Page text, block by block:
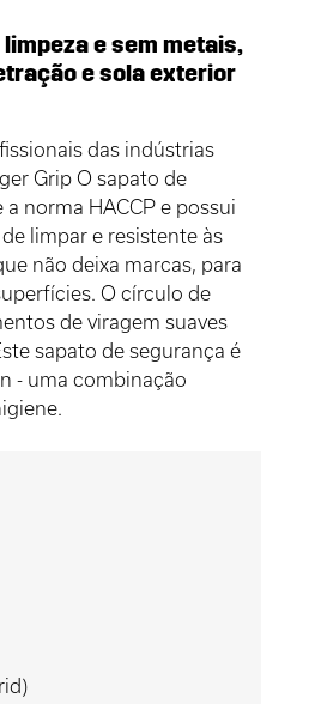
e sem metais,
e sola exterior
das indústrias
Grip O sapato de
norma HACCP e possui
limpar e resistente às
não deixa marcas, para
O círculo de
de viragem suaves
sapato de segurança é
- uma combinação